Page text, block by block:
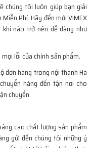
chúng tôi luôn giúp bạn giải
Phí. Hãy đến mới VIMEX
nào trở nên dễ dàng như
lỗi của chính sản phẩm.
đơn hàng trong nội thành Hà
hàng đến tận nơi cho
chuyển.
cao chất lượng sản phẩm
gửi đến chúng tôi những ý